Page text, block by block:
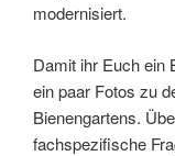
modernisiert.
Damit ihr Euch ein
ein paar Fotos zu
Bienengartens.
fachspezifische